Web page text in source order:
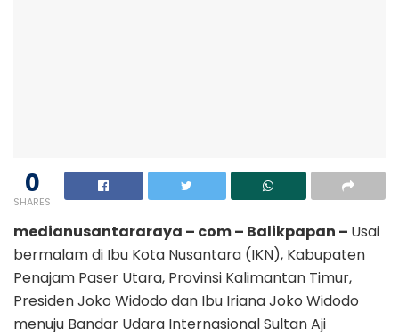
0
SHARES
medianusantararaya – com – Balikpapan – Usai
bermalam di Ibu Kota Nusantara (IKN), Kabupaten
Penajam Paser Utara, Provinsi Kalimantan Timur,
Presiden Joko Widodo dan Ibu Iriana Joko Widodo
menuju Bandar Udara Internasional Sultan Aji